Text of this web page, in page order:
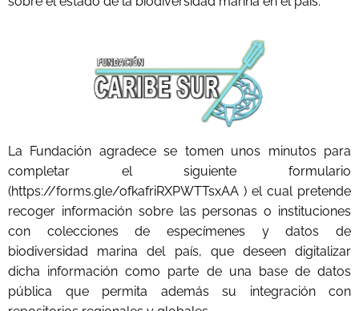
La Fundación agradece se tomen unos minutos para
completar el siguiente formulario
(https://forms.gle/ofkafriRXPWTTsxAA ) el cual pretende
recoger información sobre las personas o instituciones
con colecciones de especímenes y datos de
biodiversidad marina del país, que deseen digitalizar
dicha información como parte de una base de datos
pública que permita además su integración con